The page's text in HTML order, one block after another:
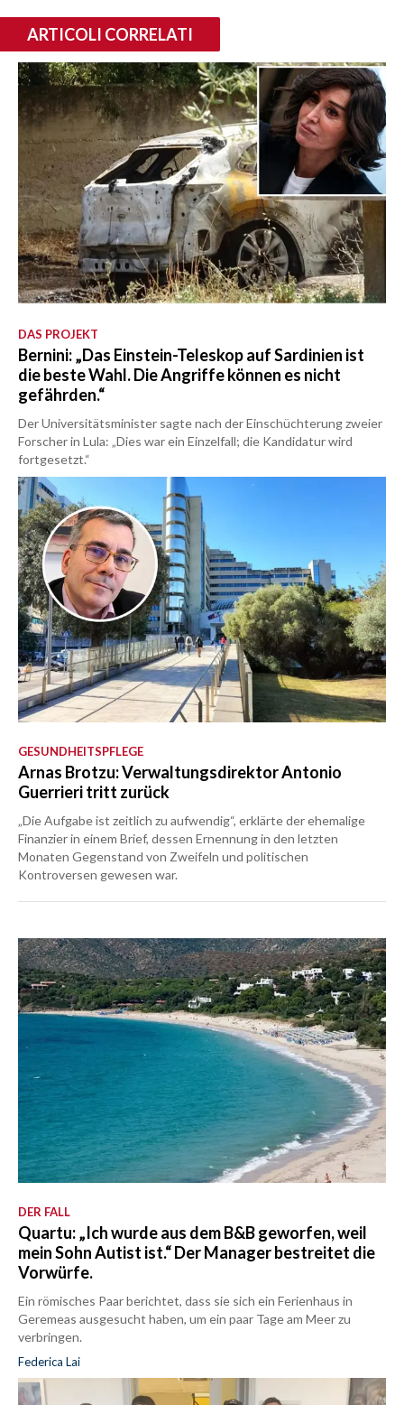
ARTICOLI CORRELATI
DAS PROJEKT
Bernini: „Das Einstein-Teleskop auf Sardinien ist
die beste Wahl. Die Angriffe können es nicht
gefährden.“
Der Universitätsminister sagte nach der Einschüchterung zweier
Forscher in Lula: „Dies war ein Einzelfall; die Kandidatur wird
fortgesetzt.“
GESUNDHEITSPFLEGE
Arnas Brotzu: Verwaltungsdirektor Antonio
Guerrieri tritt zurück
„Die Aufgabe ist zeitlich zu aufwendig“, erklärte der ehemalige
Finanzier in einem Brief, dessen Ernennung in den letzten
Monaten Gegenstand von Zweifeln und politischen
Kontroversen gewesen war.
DER FALL
Quartu: „Ich wurde aus dem B&B geworfen, weil
mein Sohn Autist ist.“ Der Manager bestreitet die
Vorwürfe.
Ein römisches Paar berichtet, dass sie sich ein Ferienhaus in
Geremeas ausgesucht haben, um ein paar Tage am Meer zu
verbringen.
Federica Lai